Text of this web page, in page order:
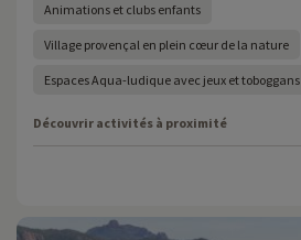
Animations et clubs enfants
Village provençal en plein cœur de la nature
Espaces Aqua-ludique avec jeux et toboggans
Découvrir activités à proximité